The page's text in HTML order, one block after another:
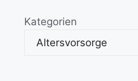
Kategorien